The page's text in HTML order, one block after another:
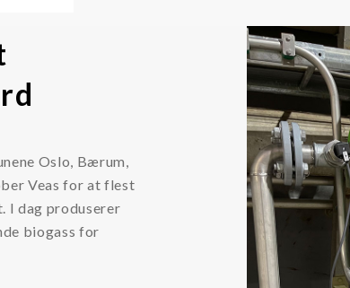
Oslo, Bærum,
Veas for at flest
dag produserer
biogass for